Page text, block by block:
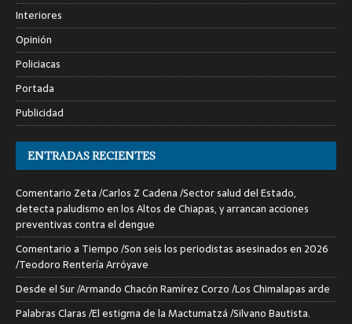
Interiores
Opinión
Policiacas
Portada
Publicidad
ENTRADAS RECIENTES
Comentario Zeta /Carlos Z Cadena /Sector salud del Estado,
detecta paludismo en los Altos de Chiapas, y arrancan acciones
preventivas contra el dengue
Comentario a Tiempo /Son seis los periodistas asesinados en 2026
/Teodoro Rentería Arróyave
Desde el Sur /Armando Chacón Ramírez Corzo /Los Chimalapas arde
Palabras Claras /El estigma de la Mactumatzá /Silvano Bautista.